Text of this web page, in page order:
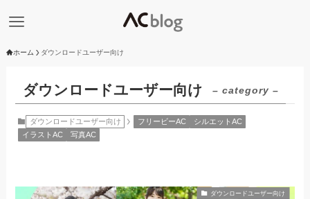
ホーム ダウンロードユーザー向け
ダウンロードユーザー向け – category –
ダウンロードユーザー向け フリービーAC
シルエットAC
イラストAC
写真AC
ダウンロードユーザー向け